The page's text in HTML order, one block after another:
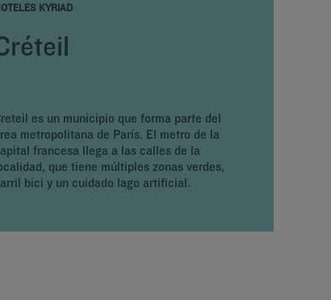
KYRIAD
es un municipio que forma parte del
metropolitana de París. El metro de la
francesa llega a las calles de la
que tiene múltiples zonas verdes,
bici y un cuidado lago artificial.